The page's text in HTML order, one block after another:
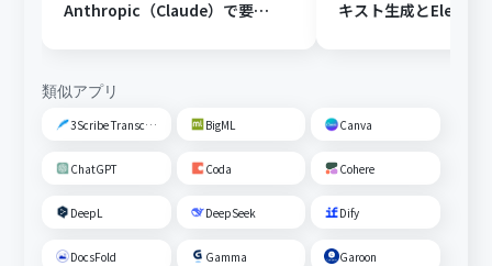
Anthropic（Claude）で要約
キスト生成と
類似アプリ
3Scribe Transcription BigML Canva
ChatGPT Coda Cohere
DeepL DeepSeek Dify
DocsFold Gamma Garoon